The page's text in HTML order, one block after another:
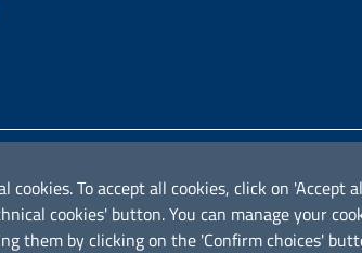
To accept all cookies, click on
cookies' button. You can manage your
them by clicking on the 'Confirm choices'